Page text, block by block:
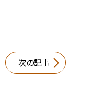
次の記事